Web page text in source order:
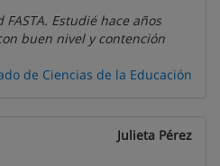
Estudié hace años
buen nivel y contención
de Ciencias de la Educación
Julieta Pérez